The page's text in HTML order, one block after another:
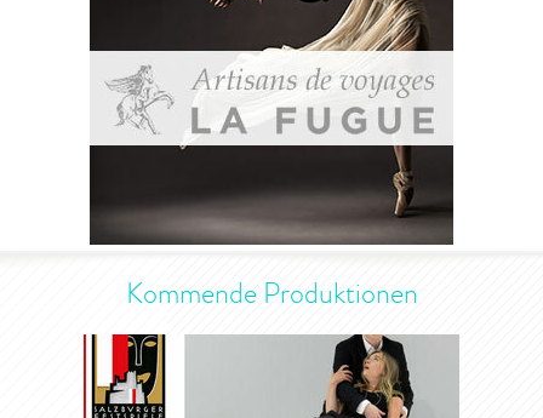
Kommende Produktionen